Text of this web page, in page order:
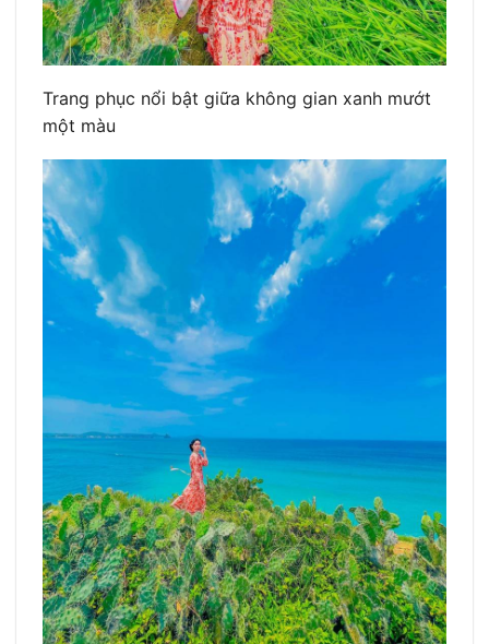
Trang phục nổi bật giữa không gian xanh mướt
một màu